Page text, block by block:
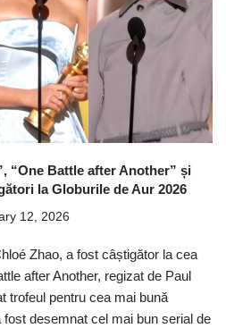
“One Battle after Another” și
la Globurile de Aur 2026
12, 2026
Zhao, a fost câștigător la cea
after Another, regizat de Paul
trofeul pentru cea mai bună
desemnat cel mai bun serial de